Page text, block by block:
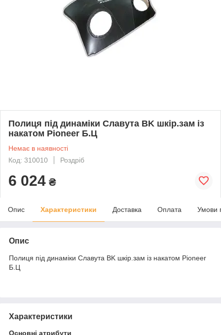
Полиця під динаміки Славута BK шкір.зам із
накатом Pioneer Б.Ц
Немає в наявності
Код: 310010
Роздріб
6 024 ₴
Опис Характеристики Доставка Оплата Умови
Опис
Полиця під динаміки Славута BK шкір.зам із накатом Pioneer
Б.Ц
Характеристики
Основні атрибути